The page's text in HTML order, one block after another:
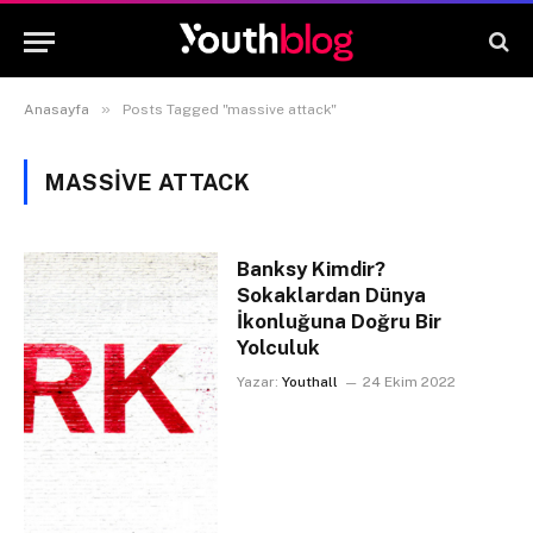
Anasayfa » Posts Tagged "massive attack"
MASSIVE ATTACK
Banksy Kimdir?
Sokaklardan Dünya
İkonluğuna Doğru Bir
Yolculuk
Yazar: Youthall 24 Ekim 2022